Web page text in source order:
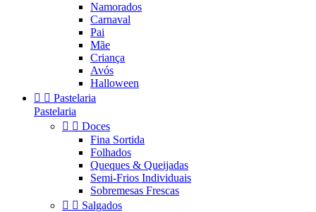
Namorados
Carnaval
Pai
Mãe
Criança
Avós
Halloween
  Pastelaria
Pastelaria
  Doces
Fina Sortida
Folhados
Queques & Queijadas
Semi-Frios Individuais
Sobremesas Frescas
  Salgados